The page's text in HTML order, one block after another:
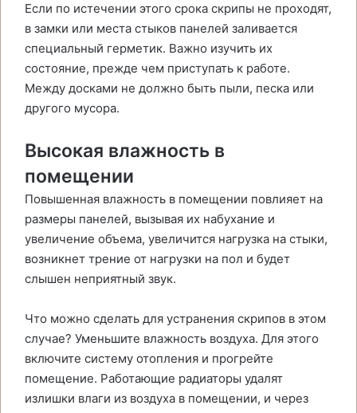
Если по истечении этого срока скрипы не проходят,
в замки или места стыков панелей заливается
специальный герметик. Важно изучить их
состояние, прежде чем приступать к работе.
Между досками не должно быть пыли, песка или
другого мусора.
Высокая влажность в
помещении
Повышенная влажность в помещении повлияет на
размеры панелей, вызывая их набухание и
увеличение объема, увеличится нагрузка на стыки,
возникнет трение от нагрузки на пол и будет
слышен неприятный звук.
Что можно сделать для устранения скрипов в этом
случае? Уменьшите влажность воздуха. Для этого
включите систему отопления и прогрейте
помещение. Работающие радиаторы удалят
излишки влаги из воздуха в помещении, и через